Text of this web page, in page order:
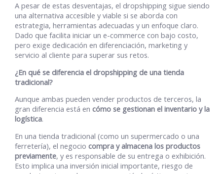
A pesar de estas desventajas, el dropshipping sigue siendo
una alternativa accesible y viable si se aborda con
estrategia, herramientas adecuadas y un enfoque claro.
Dado que facilita iniciar un e-commerce con bajo costo,
pero exige dedicación en diferenciación, marketing y
servicio al cliente para superar sus retos.
¿En qué se diferencia el dropshipping de una tienda
tradicional?
Aunque ambas pueden vender productos de terceros, la
gran diferencia está encómo se gestionan el inventario y la
logística.
En una tienda tradicional (como un supermercado o una
ferretería), el negociocompra y almacena los productos
previamente, y es responsable de su entrega o exhibición.
Esto implica una inversión inicial importante, riesgo de